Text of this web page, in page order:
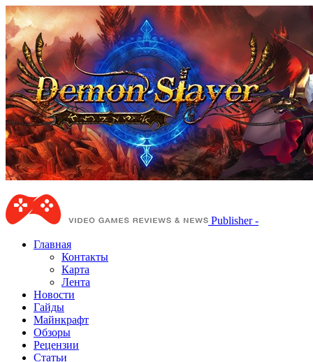
Publisher -
Главная
Контакты
Карта
Лента
Новости
Гайды
Майнкрафт
Обзоры
Рецензии
Статьи